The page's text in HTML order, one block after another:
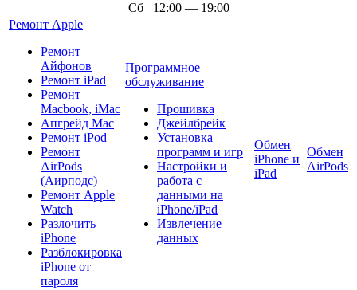
Сб 12:00 — 19:00
Ремонт Apple
Ремонт
Айфонов
Ремонт iPad
Ремонт
Macbook, iMac
Апгрейд Mac
Ремонт iPod
Ремонт
AirPods
(Аирподс)
Ремонт Apple
Watch
Разлочить
iPhone
Разблокировка
iPhone от
пароля
Программное
обслуживание
Прошивка
Джейлбрейк
Установка
программ и игр
Настройки и
работа с
данными на
iPhone/iPad
Извлечение
данных
Обмен
iPhone и
iPad
Обмен
AirPods